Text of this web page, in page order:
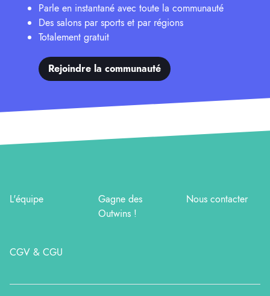
Parle en instantané avec toute la communauté
Des salons par sports et par régions
Totalement gratuit
Rejoindre la communauté
L'équipe
Gagne des
Outwins !
Nous contacter
CGV & CGU